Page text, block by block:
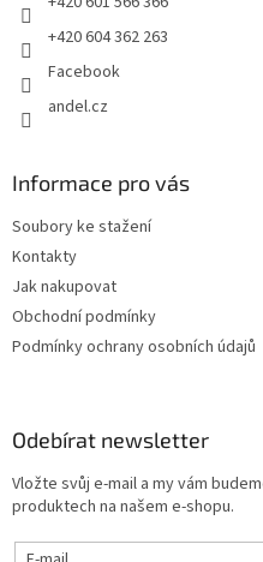
+420 604 362 263
Facebook
andel.cz
Informace pro vás
Soubory ke stažení
Kontakty
Jak nakupovat
Obchodní podmínky
Podmínky ochrany osobních údajů
Odebírat newsletter
Vložte svůj e-mail a my vám
produktech na našem e-shopu.